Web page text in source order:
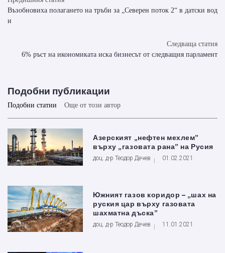
Възобновиха полагането на тръби за „Северен поток 2“ в датски вод
и
Следваща статия
6% ръст на икономиката иска бизнесът от следващия парламент
Подобни публикации
Подобни статии Още от този автор
Азерският „нефтен мехлем”
върху „газовата рана” на Русия
доц. д-р Теодор Дечев 01.02.2021
Южният газов коридор – „шах на
руския цар върху газовата
шахматна дъска”
доц. д-р Теодор Дечев 11.01.2021